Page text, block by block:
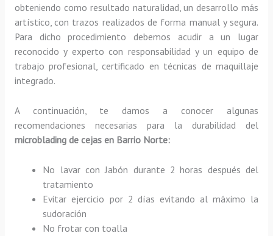
obteniendo como resultado naturalidad, un desarrollo más
artístico, con trazos realizados de forma manual y segura.
Para dicho procedimiento debemos acudir a un lugar
reconocido y experto con responsabilidad y un equipo de
trabajo profesional, certificado en técnicas de maquillaje
integrado.
A continuación, te damos a conocer algunas
recomendaciones necesarias para la durabilidad del
microblading de cejas en Barrio Norte:
No lavar con Jabón durante 2 horas después del
tratamiento
Evitar ejercicio por 2 días evitando al máximo la
sudoración
No frotar con toalla